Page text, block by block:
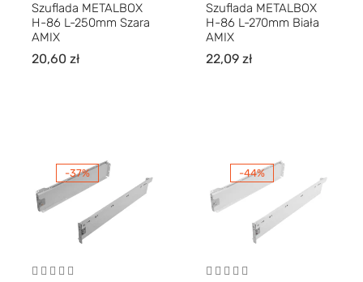
Szuflada METALBOX
H-86 L-250mm Szara
AMIX
20,60 zł
Szuflada METALBOX
H-86 L-270mm Biała
AMIX
22,09 zł
-37% -44%